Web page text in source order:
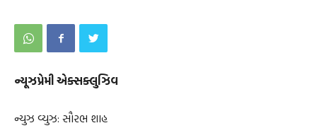
ન્યૂઝપ્રેમી એક્‍સક્‍લુઝિવ
ન્યુઝ વ્યુઝ: સૌરભ શાહ